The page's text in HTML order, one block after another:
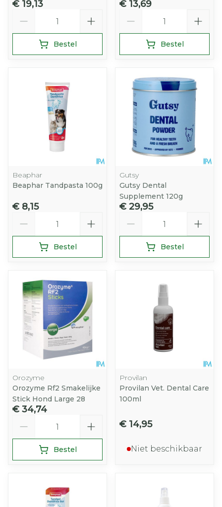
€ 19,13
Bestel
€ 13,69
Bestel
Beaphar
Beaphar Tandpasta 100g
€ 8,15
Bestel
Gutsy
Gutsy Dental
Supplement 120g
€ 29,95
Bestel
Orozyme
Orozyme Rf2 Smakelijke
Stick Hond Large 28
€ 34,74
Bestel
Provilan
Provilan Vet. Dental Care
100ml
€ 14,95
Niet beschikbaar